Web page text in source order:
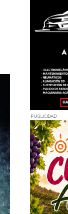
PUBLICIDAD